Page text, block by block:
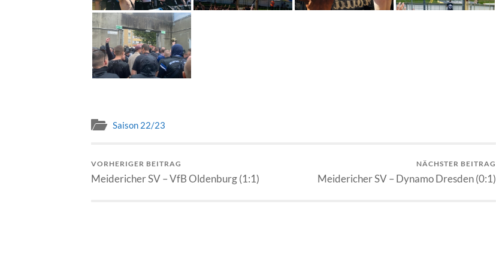
Saison 22/23
VORHERIGER BEITRAG
Meidericher SV – VfB Oldenburg (1:1)
NÄCHSTER BEITRAG
Meidericher SV – Dynamo Dresden (0:1)